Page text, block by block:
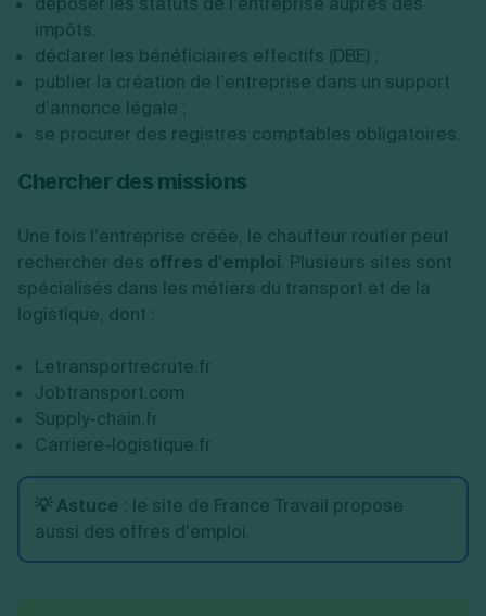
impôts.
déclarer les bénéficiaires effectifs (DBE) ;
publier la création de l’entreprise dans un support
d’annonce légale ;
se procurer des registres comptables obligatoires.
Chercher des missions
Une fois l’entreprise créée, le chauffeur routier peut
rechercher des offres d’emploi. Plusieurs sites sont
spécialisés dans les métiers du transport et de la
logistique, dont :
Letransportrecrute.fr
Jobtransport.com
Supply-chain.fr
Carriere-logistique.fr
💡 Astuce : le site de France Travail propose
aussi des offres d’emploi.